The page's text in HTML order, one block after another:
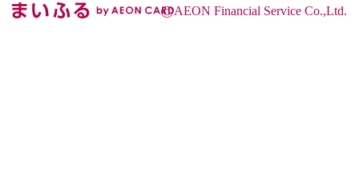
©AEON Financial Service Co.,Ltd.